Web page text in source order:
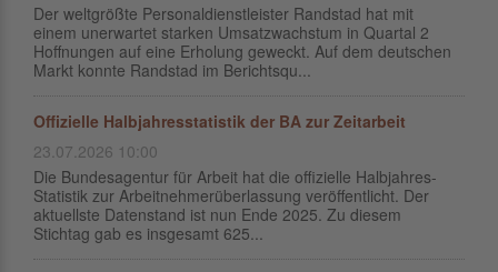
Der weltgrößte Personaldienstleister Randstad hat mit
einem unerwartet starken Umsatzwachstum in Quartal 2
Hoffnungen auf eine Erholung geweckt. Auf dem deutschen
Markt konnte Randstad im Berichtsqu...
Offizielle Halbjahresstatistik der BA zur Zeitarbeit
23.07.2026 10:00
Die Bundesagentur für Arbeit hat die offizielle Halbjahres-
Statistik zur Arbeitnehmerüberlassung veröffentlicht. Der
aktuellste Datenstand ist nun Ende 2025. Zu diesem
Stichtag gab es insgesamt 625...